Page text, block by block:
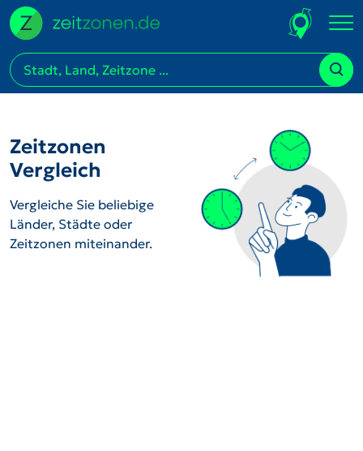
Zeitzonen
Vergleich
Vergleiche Sie beliebige
Länder, Städte oder
Zeitzonen miteinander.